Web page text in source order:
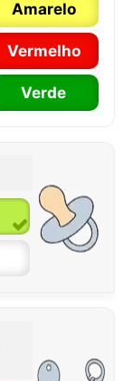
Amarelo
Vermelho
Verde